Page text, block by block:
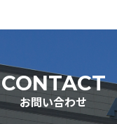
CONTACT
お問い合わせ